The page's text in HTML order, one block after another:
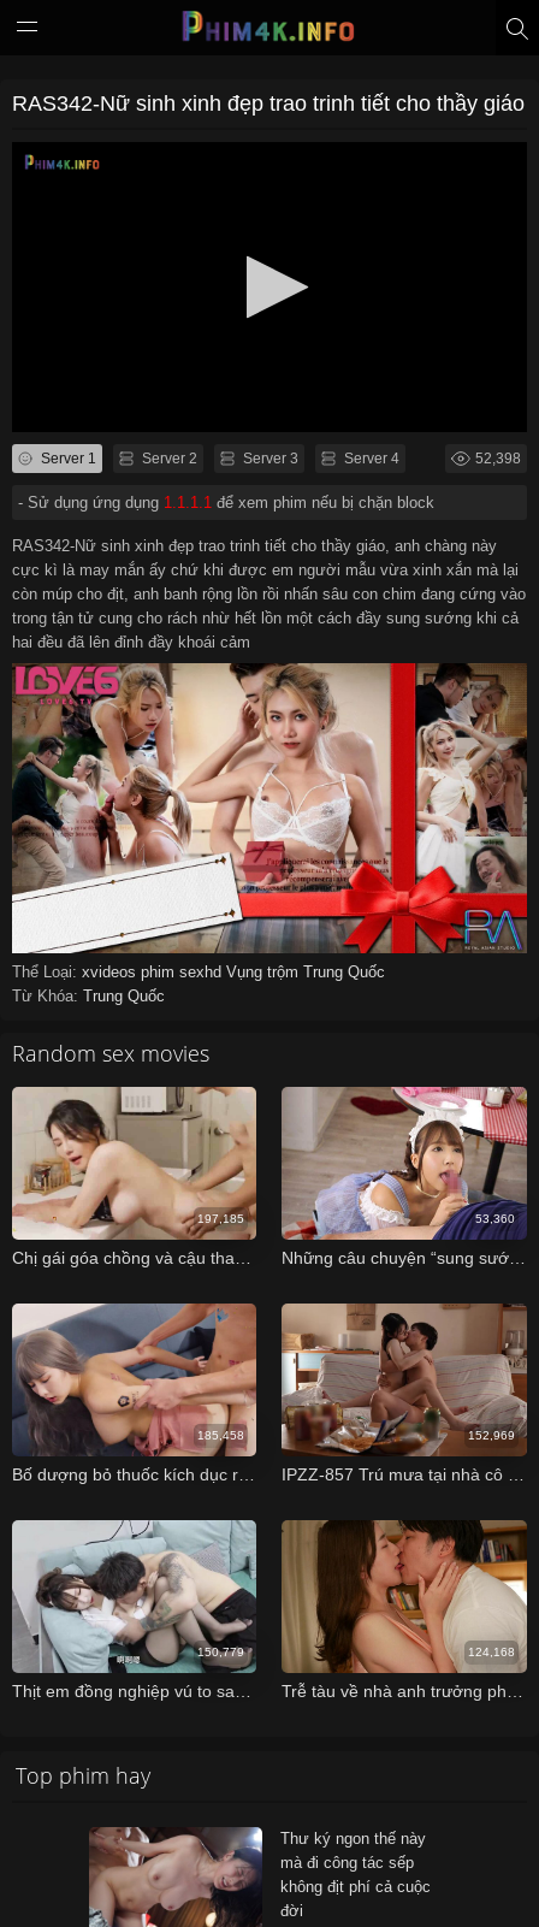
RAS342-Nữ sinh xinh đẹp trao trinh tiết cho thầy giáo
Server 1 Server 2 Server 3 Server 4 52,398
- Sử dụng ứng dụng 1.1.1.1 để xem phim nếu bị chặn block
RAS342-Nữ sinh xinh đẹp trao trinh tiết cho thầy giáo, anh chàng này
cực kì là may mắn ấy chứ khi được em người mẫu vừa xinh xắn mà lại
còn múp cho địt, anh banh rộng lồn rồi nhấn sâu con chim đang cứng vào
trong tận tử cung cho rách nhừ hết lồn một cách đầy sung sướng khi cả
hai đều đã lên đỉnh đầy khoái cảm
Thể Loại: xvideos phim sexhd Vụng trộm Trung Quốc
Từ Khóa: Trung Quốc
Random sex movies
197,185 53,360
185,458 152,969
150,779 124,168
Top phim hay
Thư ký ngon thế này
mà đi công tác sếp
không địt phí cả cuộc
đời